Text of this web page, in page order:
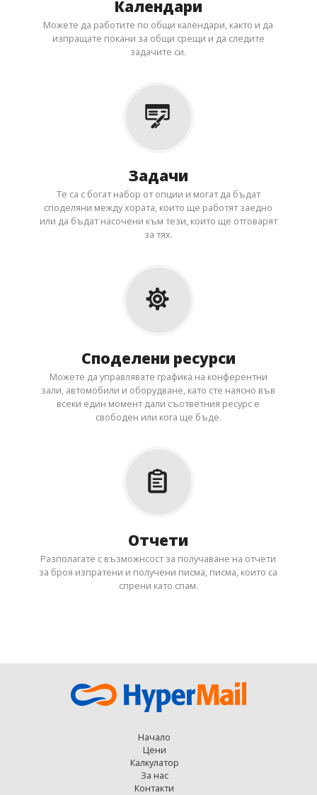
Календари
Можете да работите по общи календари, както и да
изпращате покани за общи срещи и да следите
задачите си.
Задачи
Те са с богат набор от опции и могат да бъдат
споделяни между хората, които ще работят заедно
или да бъдат насочени към тези, които ще отговарят
за тях.
Споделени ресурси
Можете да управлявате графика на конферентни
зали, автомобили и оборудване, като сте наясно във
всеки един момент дали съответния ресурс е
свободен или кога ще бъде.
Отчети
Разполагате с възможнсост за получаване на отчети
за броя изпратени и получени писма, писма, които са
спрени като спам.
Начало
Цени
Калкулатор
За нас
Контакти